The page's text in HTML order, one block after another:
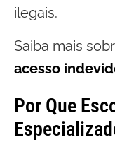
ilegais.
Saiba mais
acesso
Por Que